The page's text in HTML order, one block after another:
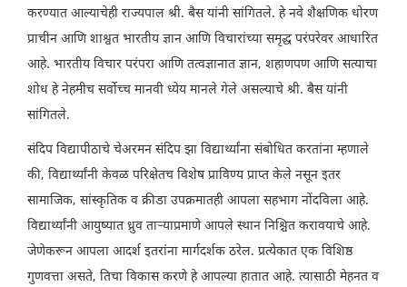
करण्यात आल्याचेही राज्यपाल श्री. बैस यांनी सांगितले. हे नवे शैक्षणिक धोरण
प्राचीन आणि शाश्वत भारतीय ज्ञान आणि विचारांच्या समृद्ध परंपरेवर आधारित
आहे. भारतीय विचार परंपरा आणि तत्वज्ञानात ज्ञान, शहाणपण आणि सत्याचा
शोध हे नेहमीच सर्वोच्च मानवी ध्येय मानले गेले असल्याचे श्री. बैस यांनी
सांगितले.
संदिप विद्यापीठाचे चेअरमन संदिप झा विद्यार्थ्यांना संबोधित करतांना म्हणाले
की, विद्यार्थ्यांनी केवळ परिक्षेतच विशेष प्राविण्य प्राप्त केले नसून इतर
सामाजिक, सांस्कृतिक व क्रीडा उपक्रमातही आपला सहभाग नोंदविला आहे.
विद्यार्थ्यांनी आयुष्यात ध्रुव ताऱ्याप्रमाणे आपले स्थान निश्चित करावयाचे आहे.
जेणेकरून आपला आदर्श इतरांना मार्गदर्शक ठरेल. प्रत्येकात एक विशिष्ठ
गुणवत्ता असते, तिचा विकास करणे हे आपल्या हातात आहे. त्यासाठी मेहनत व